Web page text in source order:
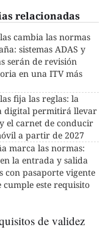
relacionadas
cambia las normas
sistemas ADAS y
serán de revisión
en una ITV más
fija las reglas: la
digital permitirá llevar
el carnet de conducir
a partir de 2027
marca las normas:
la entrada y salida
con pasaporte vigente
cumple este requisito
de validez